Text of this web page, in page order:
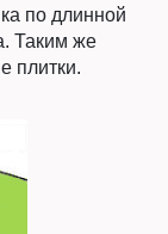
по длинной
Таким же
плитки.